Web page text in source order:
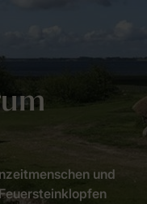
und